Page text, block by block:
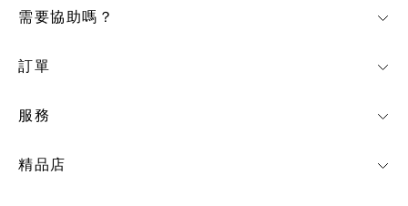
需要協助嗎？
訂單
服務
精品店